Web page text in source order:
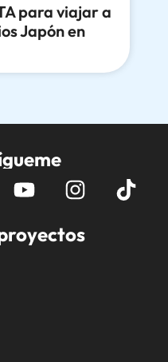
para viajar a
Japón en